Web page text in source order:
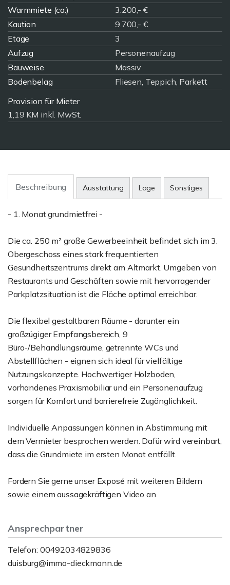
Warmmiete (ca.)
3.200,- €
Kaution
9.700,- €
Etage
3
Aufzug
Personenaufzug
Bauweise
Massiv
Bodenbelag
Fliesen, Teppich, Parkett
Provision für Mieter
1,19 KM inkl. MwSt.
Beschreibung Ausstattung Lage Sonstiges
- 1. Monat grundmietfrei -
Die ca. 250 m² große Gewerbeeinheit befindet sich im 3.
Obergeschoss eines stark frequentierten
Gesundheitszentrums direkt am Altmarkt. Umgeben von
Restaurants und Geschäften sowie mit hervorragender
Parkplatzsituation ist die Fläche optimal erreichbar.
Die flexibel gestaltbaren Räume - darunter ein
großzügiger Empfangsbereich, 9
Büro-/Behandlungsräume, getrennte WCs und
Abstellflächen - eignen sich ideal für vielfältige
Nutzungskonzepte. Hochwertiger Holzboden,
vorhandenes Praxismobiliar und ein Personenaufzug
sorgen für Komfort und barrierefreie Zugänglichkeit.
Individuelle Anpassungen können in Abstimmung mit
dem Vermieter besprochen werden. Dafür wird vereinbart,
dass die Grundmiete im ersten Monat entfällt.
Fordern Sie gerne unser Exposé mit weiteren Bildern
sowie einem aussagekräftigen Video an.
Ansprechpartner
Telefon: 00492034829836
duisburg@immo-dieckmann.de